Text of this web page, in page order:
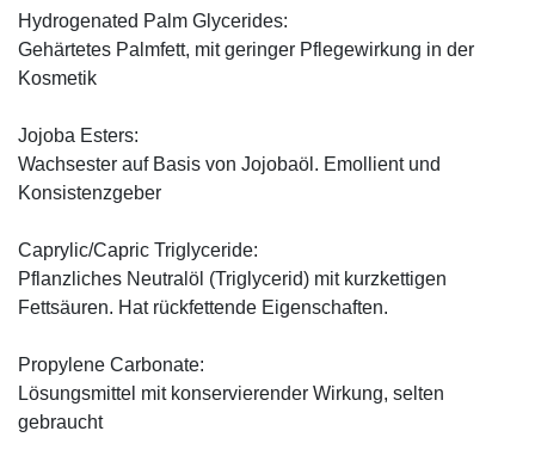
Hydrogenated Palm Glycerides:
Gehärtetes Palmfett, mit geringer Pflegewirkung in der
Kosmetik
Jojoba Esters:
Wachsester auf Basis von Jojobaöl. Emollient und
Konsistenzgeber
Caprylic/Capric Triglyceride:
Pflanzliches Neutralöl (Triglycerid) mit kurzkettigen
Fettsäuren. Hat rückfettende Eigenschaften.
Propylene Carbonate:
Lösungsmittel mit konservierender Wirkung, selten
gebraucht